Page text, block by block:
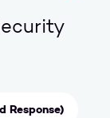
Response)